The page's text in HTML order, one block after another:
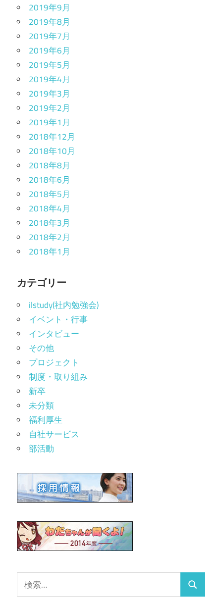
2019年9月
2019年8月
2019年7月
2019年6月
2019年5月
2019年4月
2019年3月
2019年2月
2019年1月
2018年12月
2018年10月
2018年8月
2018年6月
2018年5月
2018年4月
2018年3月
2018年2月
2018年1月
カテゴリー
ilstudy(社内勉強会)
イベント・行事
インタビュー
その他
プロジェクト
制度・取り組み
新卒
未分類
福利厚生
自社サービス
部活動